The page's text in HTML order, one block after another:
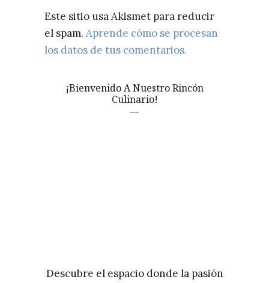
Este sitio usa Akismet para reducir
el spam. Aprende cómo se procesan
los datos de tus comentarios.
¡Bienvenido A Nuestro Rincón
Culinario!
Descubre el espacio donde la pasión